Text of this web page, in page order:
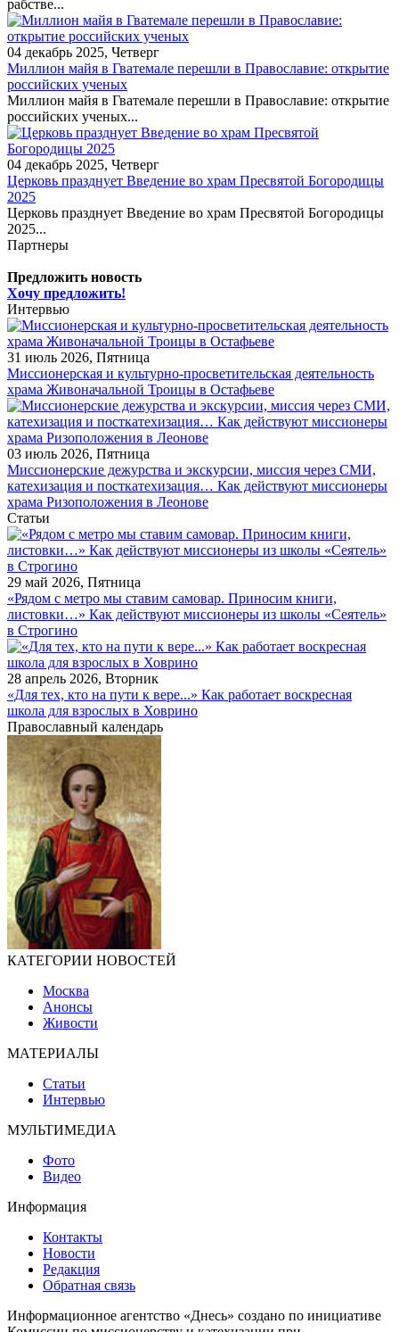
рабстве...
04 декабрь 2025, Четверг
Миллион майя в Гватемале перешли в Православие: открытие
российских ученых
Миллион майя в Гватемале перешли в Православие: открытие
российских ученых...
04 декабрь 2025, Четверг
Церковь празднует Введение во храм Пресвятой Богородицы
2025
Церковь празднует Введение во храм Пресвятой Богородицы
2025...
Партнеры
Предложить новость
Хочу предложить!
Интервью
31 июль 2026, Пятница
Миссионерская и культурно-просветительская деятельность
храма Живоначальной Троицы в Остафьеве
03 июль 2026, Пятница
Миссионерские дежурства и экскурсии, миссия через СМИ,
катехизация и посткатехизация… Как действуют миссионеры
храма Ризоположения в Леонове
Статьи
29 май 2026, Пятница
«Рядом с метро мы ставим самовар. Приносим книги,
листовки…» Как действуют миссионеры из школы «Сеятель»
в Строгино
28 апрель 2026, Вторник
«Для тех, кто на пути к вере...» Как работает воскресная
школа для взрослых в Ховрино
Православный календарь
КАТЕГОРИИ НОВОСТЕЙ
Москва
Анонсы
Живости
МАТЕРИАЛЫ
Статьи
Интервью
МУЛЬТИМЕДИА
Фото
Видео
Информация
Контакты
Новости
Редакция
Обратная связь
Информационное агентство «Днесь» создано по инициативе